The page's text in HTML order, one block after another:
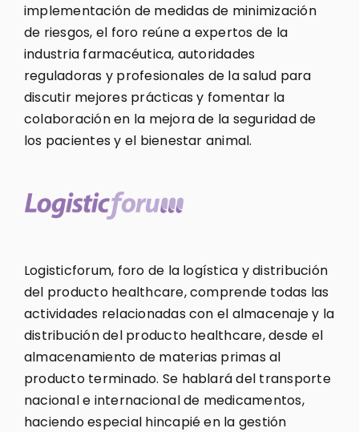
implementación de medidas de minimización
de riesgos, el foro reúne a expertos de la
industria farmacéutica, autoridades
reguladoras y profesionales de la salud para
discutir mejores prácticas y fomentar la
colaboración en la mejora de la seguridad de
los pacientes y el bienestar animal.
Logisticforum, foro de la logística y distribución
del producto healthcare, comprende todas las
actividades relacionadas con el almacenaje y la
distribución del producto healthcare, desde el
almacenamiento de materias primas al
producto terminado. Se hablará del transporte
nacional e internacional de medicamentos,
haciendo especial hincapié en la gestión